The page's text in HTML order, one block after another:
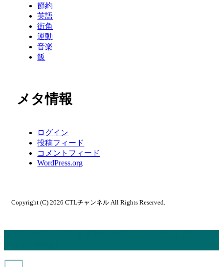
節約
英語
街角
運動
音楽
飯
メタ情報
ログイン
投稿フィード
コメントフィード
WordPress.org
Copyright (C) 2026 CTLチャンネル All Rights Reserved.